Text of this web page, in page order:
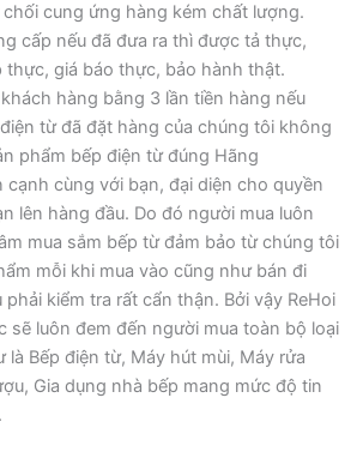
cung ứng hàng kém chất lượng.
cấp nếu đã đưa ra thì được tả thực,
thực, giá báo thực, bảo hành thật.
hàng bằng 3 lần tiền hàng nếu
từ đã đặt hàng của chúng tôi không
phẩm bếp điện từ đúng Hãng
cạnh cùng với bạn, đại diện cho quyền
lên hàng đầu. Do đó người mua luôn
mua sắm bếp từ đảm bảo từ chúng tôi
mỗi khi mua vào cũng như bán đi
phải kiểm tra rất cẩn thận. Bởi vậy ReHoi
sẽ luôn đem đến người mua toàn bộ loại
là Bếp điện từ, Máy hút mùi, Máy rửa
Gia dụng nhà bếp mang mức độ tin